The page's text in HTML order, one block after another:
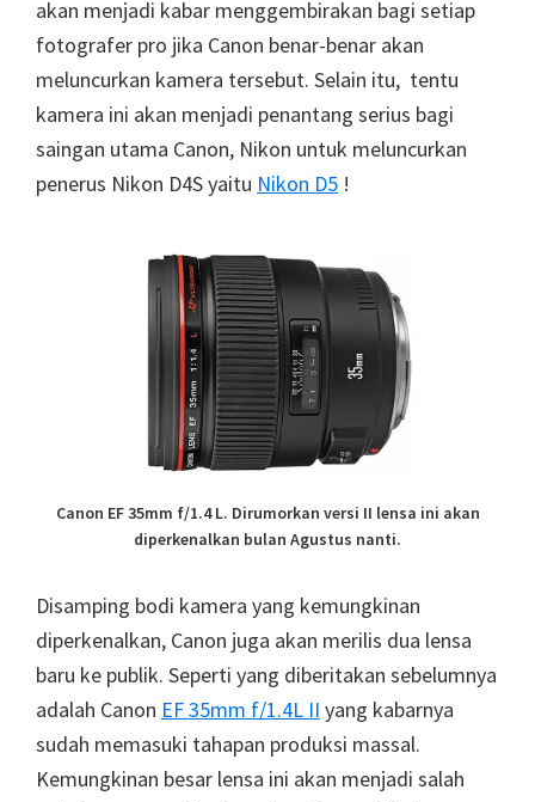
akan menjadi kabar menggembirakan bagi setiap
fotografer pro jika Canon benar-benar akan
meluncurkan kamera tersebut. Selain itu, tentu
kamera ini akan menjadi penantang serius bagi
saingan utama Canon, Nikon untuk meluncurkan
penerus Nikon D4S yaitu Nikon D5 !
Canon EF 35mm f/1.4 L. Dirumorkan versi II lensa ini akan
diperkenalkan bulan Agustus nanti.
Disamping bodi kamera yang kemungkinan
diperkenalkan, Canon juga akan merilis dua lensa
baru ke publik. Seperti yang diberitakan sebelumnya
adalah Canon EF 35mm f/1.4L II yang kabarnya
sudah memasuki tahapan produksi massal.
Kemungkinan besar lensa ini akan menjadi salah